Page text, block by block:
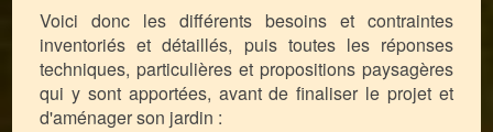
Voici donc les différents besoins et contraintes
inventoriés et détaillés, puis toutes les réponses
techniques, particulières et propositions paysagères
qui y sont apportées, avant de finaliser le projet et
d'aménager son jardin :